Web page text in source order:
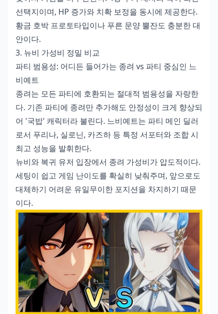
선택지이며, HP 증가와 치확 보정을 동시에 제공한다.
황금 호박 프로토타입이나 푸른 문양 뿔잔도 충분한 대
안이다.
3. 뉴비 가성비 정밀 비교
파티 범용성: 어디든 들어가는 종려 vs 파티 중심인 느
비예트
종려는 모든 파티에 호환되는 절대적 범용성을 자랑한
다. 기존 파티에 종려만 추가해도 안정성이 크게 향상되
어 '국밥' 캐릭터라 불린다. 느비예트는 파티 메인 딜러
로서 푸리나, 실로닌, 카즈하 등 특정 서포터와 조합 시
최고 성능을 발휘한다.
뉴비와 복귀 유저 입장에서 종려 가성비가 압도적이다.
세팅이 쉽고 게임 난이도를 확실히 낮춰주며, 앞으로도
대체하기 어려운 유일무이한 포지션을 차지하기 때문
이다.